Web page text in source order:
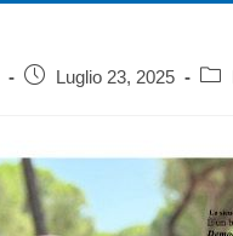
Luglio 23, 2025